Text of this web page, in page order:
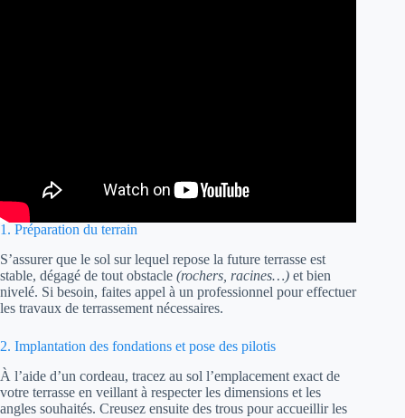
1. Préparation du terrain
S’assurer que le sol sur lequel repose la future terrasse est
stable, dégagé de tout obstacle (rochers, racines…) et bien
nivelé. Si besoin, faites appel à un professionnel pour effectuer
les travaux de terrassement nécessaires.
2. Implantation des fondations et pose des pilotis
À l’aide d’un cordeau, tracez au sol l’emplacement exact de
votre terrasse en veillant à respecter les dimensions et les
angles souhaités. Creusez ensuite des trous pour accueillir les